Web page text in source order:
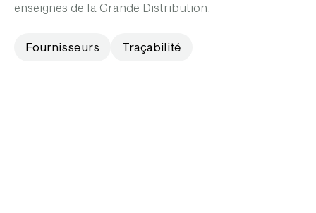
enseignes de la Grande Distribution.
Fournisseurs Traçabilité